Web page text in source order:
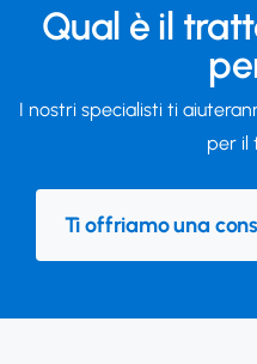
Qual è il
I nostri specialisti ti
per il
Ti offriamo una